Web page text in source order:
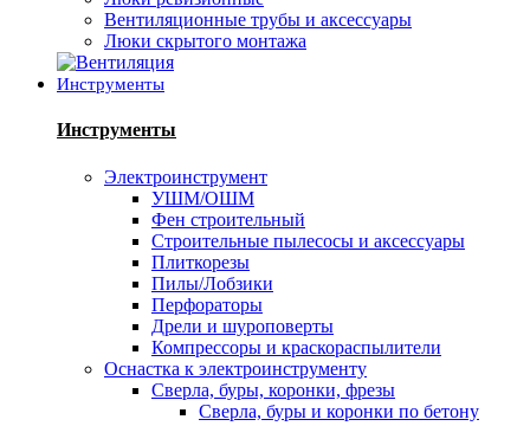
Вентиляционные трубы и аксессуары
Люки скрытого монтажа
Инструменты
Инструменты
Электроинструмент
УШМ/ОШМ
Фен строительный
Строительные пылесосы и аксессуары
Плиткорезы
Пилы/Лобзики
Перфораторы
Дрели и шуроповерты
Компрессоры и краскораспылители
Оснастка к электроинструменту
Сверла, буры, коронки, фрезы
Сверла, буры и коронки по бетону